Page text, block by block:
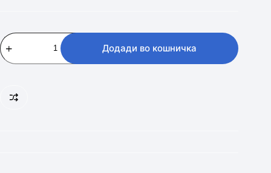
VIVAX
CHO-
60PA075A
Додади во кошничка